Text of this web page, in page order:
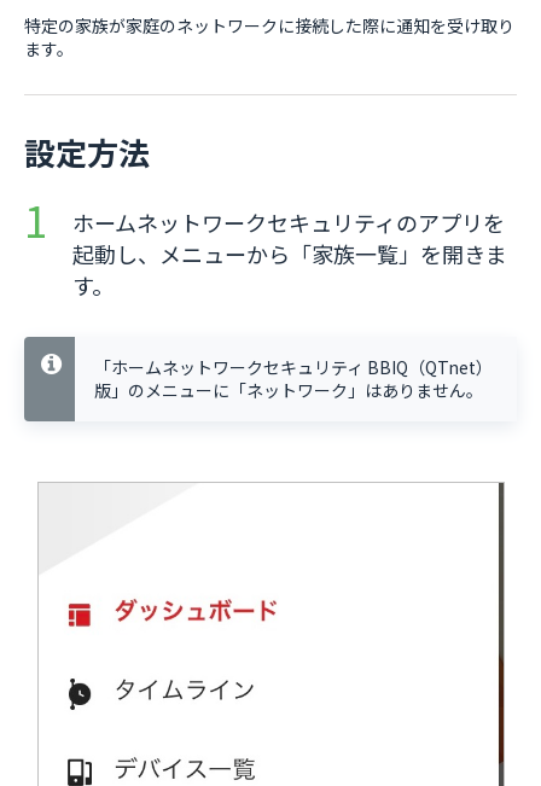
特定の家族が家庭のネットワークに接続した際に通知を受け取り
ます。
設定方法
ホームネットワークセキュリティのアプリを
起動し、メニューから「家族一覧」を開きま
す。
「ホームネットワークセキュリティ BBIQ（QTnet）
版」のメニューに「ネットワーク」はありません。